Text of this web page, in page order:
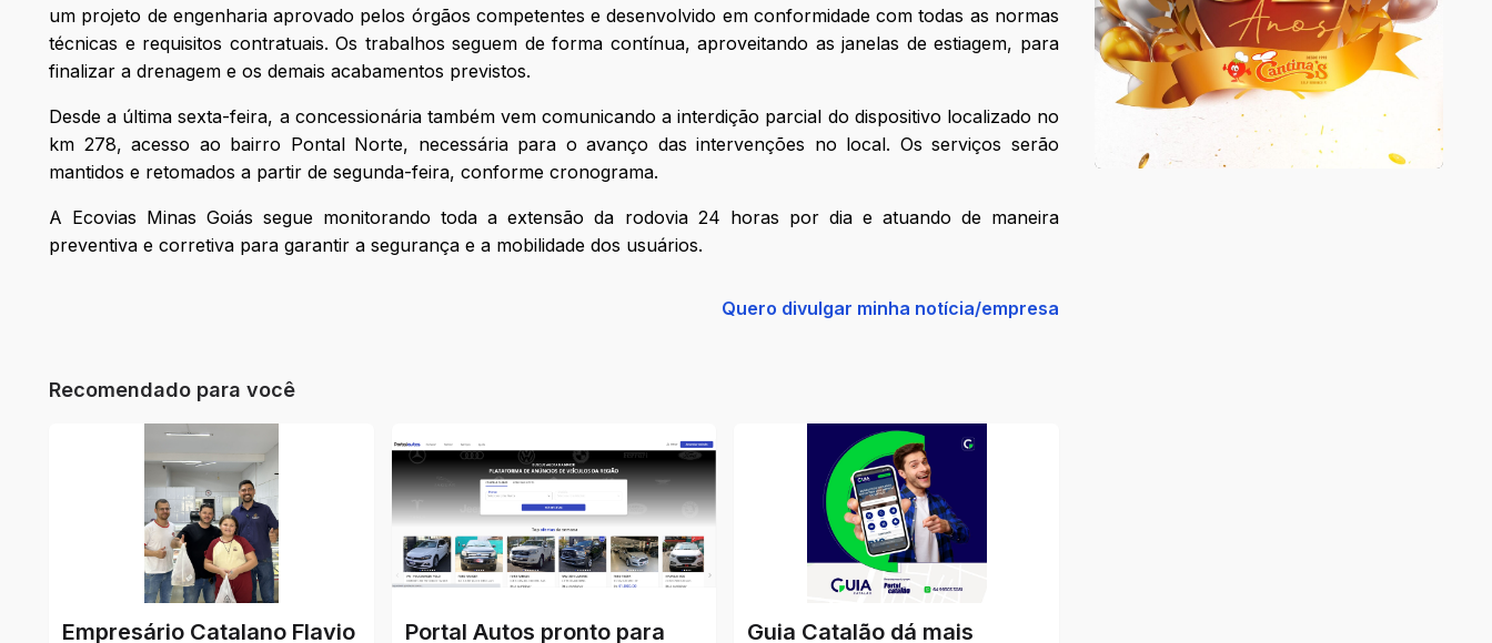
um projeto de engenharia aprovado pelos órgãos competentes e desenvolvido em conformidade com todas as normas
técnicas e requisitos contratuais. Os trabalhos seguem de forma contínua, aproveitando as janelas de estiagem, para
finalizar a drenagem e os demais acabamentos previstos.
Desde a última sexta-feira, a concessionária também vem comunicando a interdição parcial do dispositivo localizado no
km 278, acesso ao bairro Pontal Norte, necessária para o avanço das intervenções no local. Os serviços serão
mantidos e retomados a partir de segunda-feira, conforme cronograma.
A Ecovias Minas Goiás segue monitorando toda a extensão da rodovia 24 horas por dia e atuando de maneira
preventiva e corretiva para garantir a segurança e a mobilidade dos usuários.
Quero divulgar minha notícia/empresa
Recomendado para você
Empresário Catalano Flavio
Portal Autos pronto para
Guia Catalão dá mais